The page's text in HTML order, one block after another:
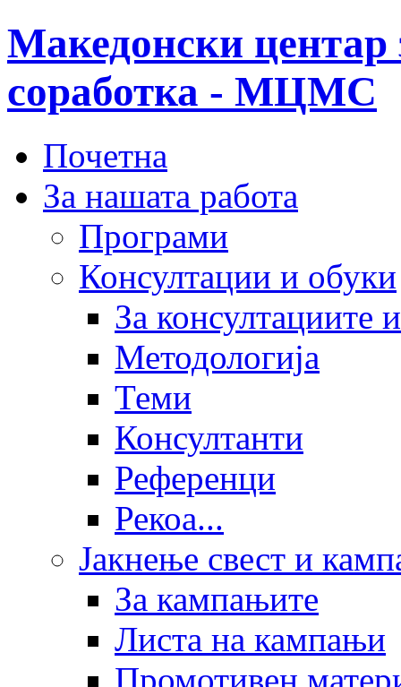
Македонски центар
соработка - МЦМС
Почетна
За нашата работа
Програми
Консултации и обуки
За консултациите
Методологија
Теми
Консултанти
Референци
Рекоа...
Јакнење свест и
За кампањите
Листа на кампањи
Промотивен